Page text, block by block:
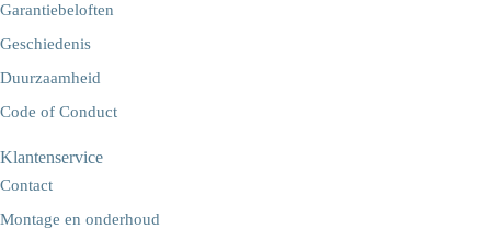
Garantiebeloften
Geschiedenis
Duurzaamheid
Code of Conduct
Klantenservice
Contact
Montage en onderhoud